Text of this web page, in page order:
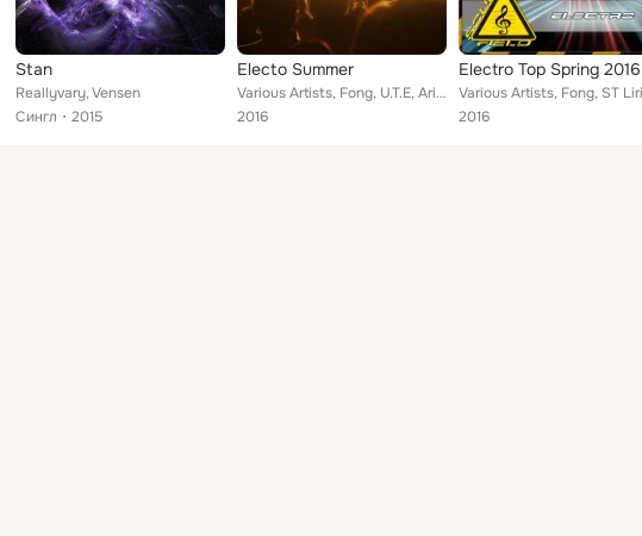
Stan
Reallyvary, Vensen
Сингл
2015
Electo Summer
Various Artists, Fong, U.T.E, Aries Vega, Stupidfacedd, Mazurenko, Owen Star, Reallyvary, ST Lirik, DJ Gravity, Pafloff, Vensen
2016
Electro Top Spring 2016
2016